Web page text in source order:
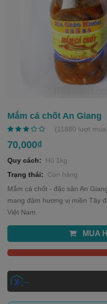
Mắm cá chốt An Giang
(11880 lượt
70,000₫
Quy cách:
Hũ 1kg
Trạng thái:
Còn hàng
Mắm cá chốt - đặc sản An
mang đậm hương vị miền Tây
Việt Nam.
MUA